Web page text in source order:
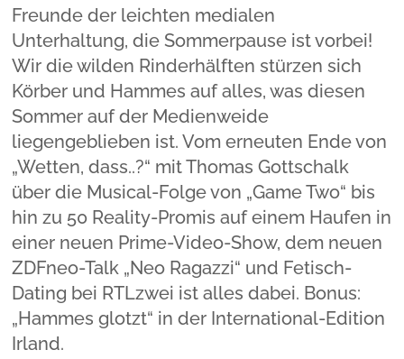
Freunde der leichten medialen
Unterhaltung, die Sommerpause ist vorbei!
Wir die wilden Rinderhälften stürzen sich
Körber und Hammes auf alles, was diesen
Sommer auf der Medienweide
liegengeblieben ist. Vom erneuten Ende von
„Wetten, dass..?“ mit Thomas Gottschalk
über die Musical-Folge von „Game Two“ bis
hin zu 50 Reality-Promis auf einem Haufen in
einer neuen Prime-Video-Show, dem neuen
ZDFneo-Talk „Neo Ragazzi“ und Fetisch-
Dating bei RTLzwei ist alles dabei. Bonus:
„Hammes glotzt“ in der International-Edition
Irland.